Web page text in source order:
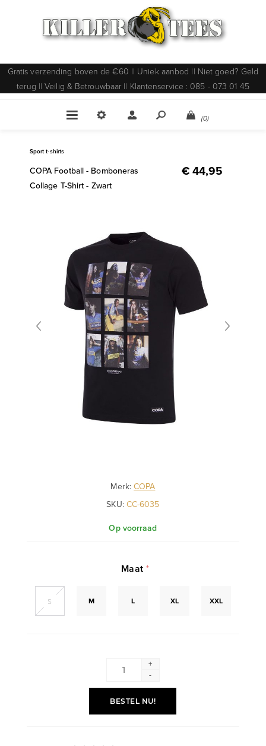
Gratis verzending boven de €60 || Uniek aanbod || Niet goed? Geld
terug || Veilig & Betrouwbaar || Klantenservice : 085 - 073 01 45
(0)
Sport t-shirts
COPA Football - Bomboneras
Collage T-Shirt - Zwart
€ 44,95
Merk:COPA
SKU: CC-6035
Op voorraad
Maat*
S M L XL XXL
+
-
BESTEL NU!